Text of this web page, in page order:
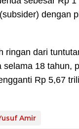
dengan
ringan dari
18 tahun,
Rp 5,67
Amir